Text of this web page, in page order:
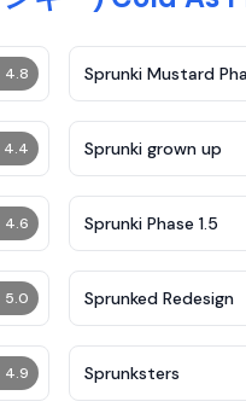
4.8 Sprunki Mustard
4.4 Sprunki grown up
4.6 Sprunki Phase 1.5
5.0 Sprunked Redesign
4.9 Sprunksters